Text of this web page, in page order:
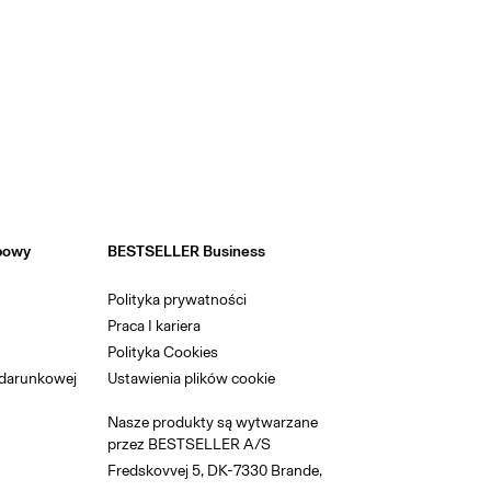
BESTSELLER Business
Polityka prywatności
Praca I kariera
Polityka Cookies
Ustawienia plików cookie
Nasze produkty są wytwarzane
przez BESTSELLER A/S
Fredskovvej 5, DK-7330 Brande,